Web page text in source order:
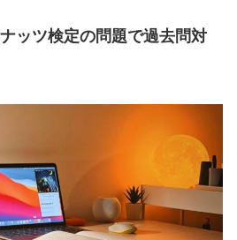
ッツ検定の問題で過去問対